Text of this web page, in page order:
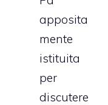
apposita
mente
istituita
per
discutere